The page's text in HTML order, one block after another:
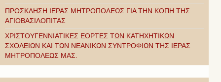
ΠΡΟΣΚΛΗΣΗ ΙΕΡΑΣ ΜΗΤΡΟΠΟΛΕΩΣ ΓΙΑ ΤΗΝ ΚΟΠΗ ΤΗΣ
ΑΓΙΟΒΑΣΙΛΟΠΙΤΑΣ
ΧΡΙΣΤΟΥΓΕΝΝΙΑΤΙΚΕΣ ΕΟΡΤΕΣ ΤΩΝ ΚΑΤΗΧΗΤΙΚΩΝ
ΣΧΟΛΕΙΩΝ ΚΑΙ ΤΩΝ ΝΕΑΝΙΚΩΝ ΣΥΝΤΡΟΦΙΩΝ ΤΗΣ ΙΕΡΑΣ
ΜΗΤΡΟΠΟΛΕΩΣ ΜΑΣ.